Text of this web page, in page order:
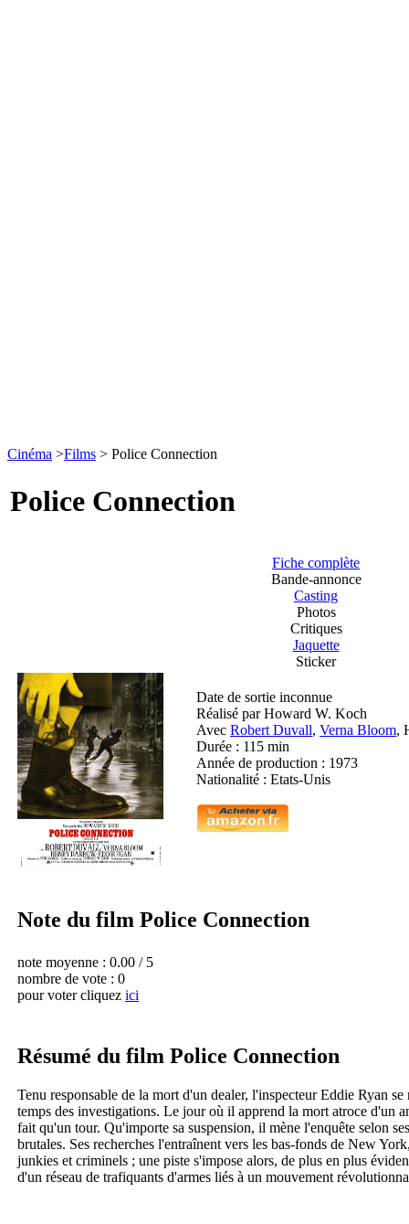
Cinéma >Films > Police Connection
Police Connection
Fiche complète
Bande-annonce
Casting
Photos
Critiques
Jaquette
Sticker
Date de sortie inconnue
Réalisé par Howard W. Koch
Avec Robert Duvall, Verna Bloom,
Durée : 115 min
Année de production : 1973
Nationalité : Etats-Unis
Note du film Police Connection
note moyenne : 0.00 / 5
nombre de vote : 0
pour voter cliquez ici
Résumé du film Police Connection
Tenu responsable de la mort d'un dealer, l'inspecteur Eddie Ryan
temps des investigations. Le jour où il apprend la mort atroce d'un
fait qu'un tour. Qu'importe sa suspension, il mène l'enquête selon
brutales. Ses recherches l'entraînent vers les bas-fonds de New
junkies et criminels ; une piste s'impose alors, de plus en plus
d'un réseau de trafiquants d'armes liés à un mouvement